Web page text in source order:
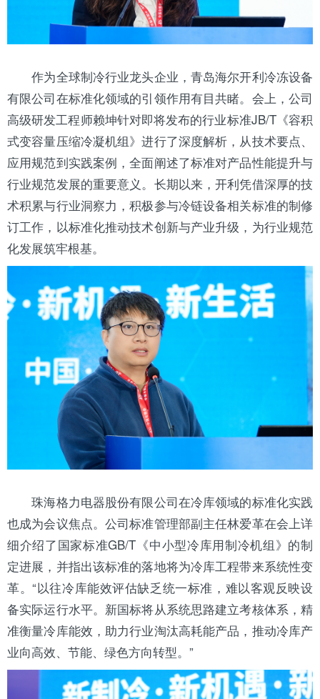
作为全球制冷行业龙头企业，青岛海尔开利冷冻设备
有限公司在标准化领域的引领作用有目共睹。会上，公司
高级研发工程师赖坤针对即将发布的行业标准JB/T《容积
式变容量压缩冷凝机组》进行了深度解析，从技术要点、
应用规范到实践案例，全面阐述了标准对产品性能提升与
行业规范发展的重要意义。长期以来，开利凭借深厚的技
术积累与行业洞察力，积极参与冷链设备相关标准的制修
订工作，以标准化推动技术创新与产业升级，为行业规范
化发展筑牢根基。
珠海格力电器股份有限公司在冷库领域的标准化实践
也成为会议焦点。公司标准管理部副主任林爱革在会上详
细介绍了国家标准GB/T《中小型冷库用制冷机组》的制
定进展，并指出该标准的落地将为冷库工程带来系统性变
革。“以往冷库能效评估缺乏统一标准，难以客观反映设
备实际运行水平。新国标将从系统思路建立考核体系，精
准衡量冷库能效，助力行业淘汰高耗能产品，推动冷库产
业向高效、节能、绿色方向转型。”